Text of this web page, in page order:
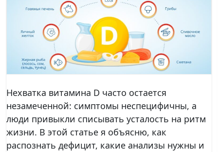
Нехватка витамина D часто остается
незамеченной: симптомы неспецифичны, а
люди привыкли списывать усталость на ритм
жизни. В этой статье я объясню, как
распознать дефицит, какие анализы нужны и